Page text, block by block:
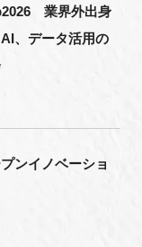
業界外出身
、データ活用の
ンイノベーショ